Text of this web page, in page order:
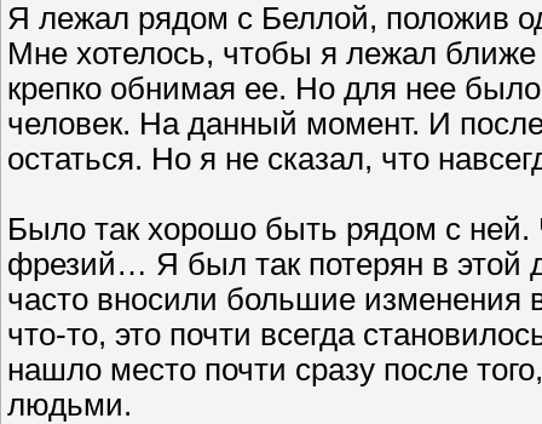
Я лежал рядом с Беллой, положив
Мне хотелось, чтобы я лежал
крепко обнимая ее. Но для нее
человек. На данный момент. И
остаться. Но я не сказал, что
Было так хорошо быть рядом с ней.
фрезий… Я был так потерян в этой
часто вносили большие изменения
что-то, это почти всегда
нашло место почти сразу после
людьми.